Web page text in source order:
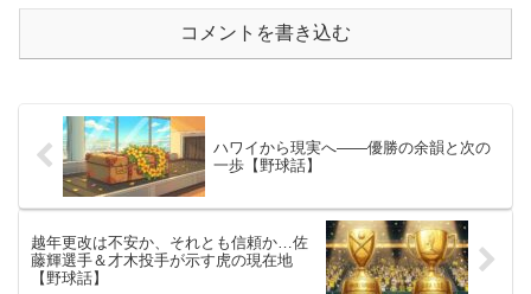
コメントを書き込む
ハワイから現実へ――優勝の余韻と次の
一歩【野球話】
越年更改は不安か、それとも信頼か…佐
藤輝選手＆才木投手が示す虎の現在地
【野球話】